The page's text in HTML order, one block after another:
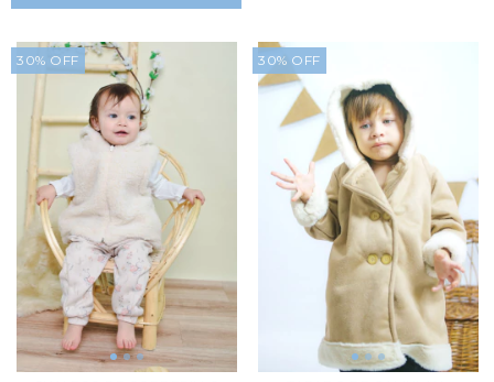
30% OFF 30% OFF